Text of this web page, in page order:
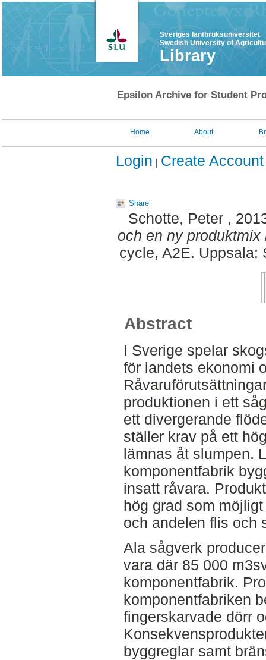
Sveriges lantbruksuniversitet
Swedish University of
Library
Epsilon Archive for Student
Home About
Login Create Account
Share
Schotte, Peter ,
och en ny
cycle, A2E. Uppsala:
Abstract
I Sverige spelar
för landets ekonomi
produktionen i ett
ett divergerande
ställer krav på ett
lämnas åt slumpen.
komponentfabrik
insatt råvara.
hög grad som
och andelen flis och
Ala sågverk
vara där 85 000
komponentfabrik.
komponentfabriken
fingerskarvade dörr
byggreglar samt